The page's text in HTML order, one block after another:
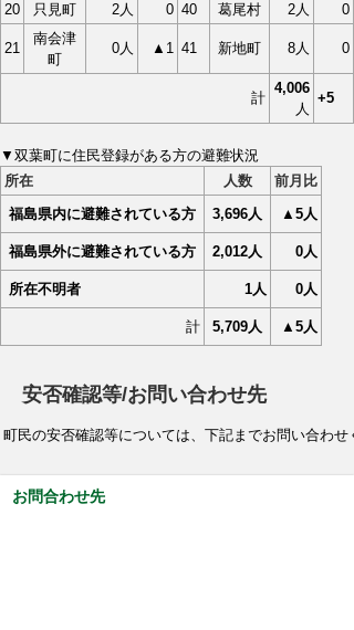
20
只見町 2人 0 40 葛尾村 2人 0
21
南会津
町
0人 ▲1 41 新地町 8人 0
計
4,006
人
+5
▼双葉町に住民登録がある方の避難状況
所在
人数
前月比
福島県内に避難されている方
3,696人 ▲5人
福島県外に避難されている方 2,012人 0人
所在不明者 1人 0人
計 5,709人 ▲5人
安否確認等/お問い合わせ先
町民の安否確認等については、下記までお問い合わせ
お問合わせ先